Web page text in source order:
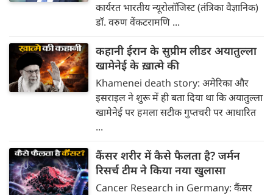
कार्यरत भारतीय न्यूरोलॉजिस्ट (तंत्रिका वैज्ञानिक)
डॉ. वरुण वेंकटरामणि ...
कहानी ईरान के सुप्रीम लीडर अयातुल्ला
खामेनेई के ख़ात्मे की
Khamenei death story: अमेरिका और
इसराइल ने शुरू में ही बता दिया था कि अयातुल्ला
खामेनेई पर हमला सटीक गुप्तचरी पर आधारित
...
कैंसर शरीर में कैसे फैलता है? जर्मन
रिसर्च टीम ने किया नया खुलासा
Cancer Research in Germany: कैंसर